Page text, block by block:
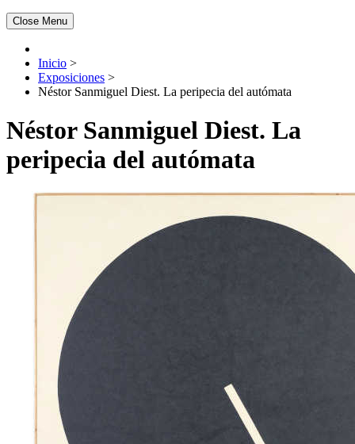
Close Menu
Inicio >
Exposiciones >
Néstor Sanmiguel Diest. La peripecia del autómata
Néstor Sanmiguel Diest. La
peripecia del autómata